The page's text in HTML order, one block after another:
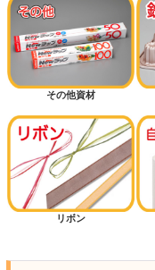
その他資材
リボン